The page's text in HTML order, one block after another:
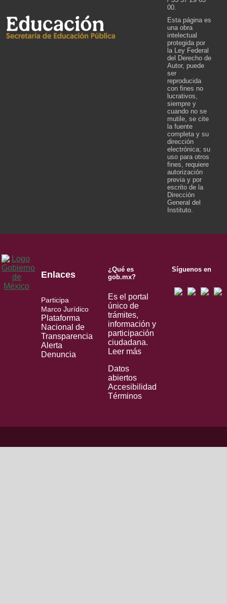
00.
Esta página es
una obra
intelectual
protegida por
la Ley Federal
del Derecho de
Autor, puede
ser
reproducida
con fines no
lucrativos,
siempre y
cuando no se
mutile, se cite
la fuente
completa y su
dirección
electrónica; su
uso para otros
fines, requiere
autorización
previa y por
escrito de la
Dirección
General del
Instituto.
Enlaces
Participa
Marco Jurídico
Plataforma
Nacional de
Transparencia
Alerta
Denuncia
¿Qué es
gob.mx?
Es el portal
único de
trámites,
información y
participación
ciudadana.
Leer más
Datos
abiertos
Accesibilidad
Términos
Síguenos en